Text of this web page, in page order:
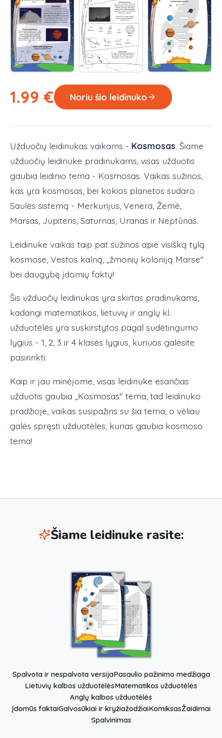
1.99 € Noriu šio leidinuko
Užduočių leidinukas vaikams - Kosmosas. Šiame
užduočių leidinuke pradinukams, visas užduotis
gaubia leidinio tema - Kosmosas. Vaikas sužinos,
kas yra kosmosas, bei kokios planetos sudaro
Saulės sistemą - Merkurijus, Venera, Žemė,
Marsas, Jupiteris, Saturnas, Uranas ir Neptūnas.
Leidinuke vaikas taip pat sužinos apie visišką tylą
kosmose, Vestos kalną, „žmonių koloniją Marse"
bei daugybę įdomių faktų!
Šis užduočių leidinukas yra skirtas pradinukams,
kadangi matematikos, lietuvių ir anglų kl.
užduotėlės yra suskirstytos pagal sudėtingumo
lygius - 1, 2, 3 ir 4 klasės lygius, kuriuos galėsite
pasirinkti.
Kaip ir jau minėjome, visas leidinuke esančias
užduotis gaubia „Kosmosas" tema, tad leidinuko
pradžioje, vaikas susipažins su šia tema, o vėliau
galės spręsti užduotėles, kurias gaubia kosmoso
tema!
Šiame leidinuke rasite:
Spalvota ir nespalvota versijaPasaulio pažinimo medžiaga
Lietuvių kalbos užduotėlėsMatematikos užduotėlės
Anglų kalbos užduotėlės
Įdomūs faktaiGalvosūkiai ir kryžiažodžiaiKomiksasŽaidimai
Spalvinimas